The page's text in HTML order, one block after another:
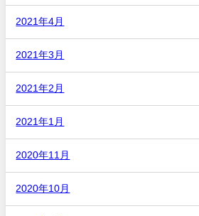
2021年4月
2021年3月
2021年2月
2021年1月
2020年11月
2020年10月